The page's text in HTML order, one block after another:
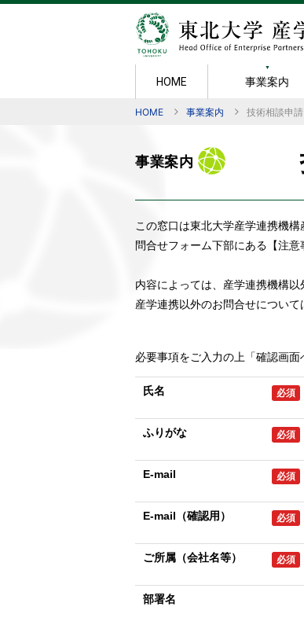
HOME 事業案内
HOME 事業案内 技術相談申
事業案内
この窓口は東北大学産学連携機構
問合せフォーム下部にある【注
内容によっては、産学連携機構
産学連携以外のお問合せについて
必要事項をご入力の上「確認画
氏名 必須
ふりがな 必須
E-mail 必須
E-mail（確認用） 必須
ご所属（会社名等） 必須
部署名